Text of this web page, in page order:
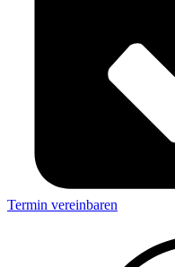
Termin vereinbaren